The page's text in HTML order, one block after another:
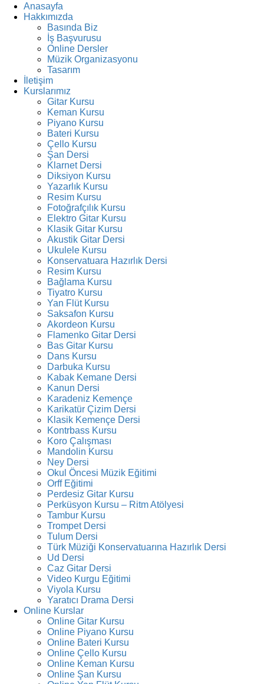
Anasayfa
Hakkımızda
Basında Biz
İş Başvurusu
Online Dersler
Müzik Organizasyonu
Tasarım
İletişim
Kurslarımız
Gitar Kursu
Keman Kursu
Piyano Kursu
Bateri Kursu
Çello Kursu
Şan Dersi
Klarnet Dersi
Diksiyon Kursu
Yazarlık Kursu
Resim Kursu
Fotoğrafçılık Kursu
Elektro Gitar Kursu
Klasik Gitar Kursu
Akustik Gitar Dersi
Ukulele Kursu
Konservatuara Hazırlık Dersi
Resim Kursu
Bağlama Kursu
Tiyatro Kursu
Yan Flüt Kursu
Saksafon Kursu
Akordeon Kursu
Flamenko Gitar Dersi
Bas Gitar Kursu
Dans Kursu
Darbuka Kursu
Kabak Kemane Dersi
Kanun Dersi
Karadeniz Kemençe
Karikatür Çizim Dersi
Klasik Kemençe Dersi
Kontrbass Kursu
Koro Çalışması
Mandolin Kursu
Ney Dersi
Okul Öncesi Müzik Eğitimi
Orff Eğitimi
Perdesiz Gitar Kursu
Perküsyon Kursu – Ritm Atölyesi
Tambur Kursu
Trompet Dersi
Tulum Dersi
Türk Müziği Konservatuarına Hazırlık Dersi
Ud Dersi
Caz Gitar Dersi
Video Kurgu Eğitimi
Viyola Kursu
Yaratıcı Drama Dersi
Online Kurslar
Online Gitar Kursu
Online Piyano Kursu
Online Bateri Kursu
Online Çello Kursu
Online Keman Kursu
Online Şan Kursu